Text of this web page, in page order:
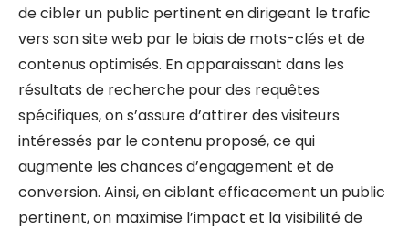
de cibler un public pertinent en dirigeant le trafic
vers son site web par le biais de mots-clés et de
contenus optimisés. En apparaissant dans les
résultats de recherche pour des requêtes
spécifiques, on s’assure d’attirer des visiteurs
intéressés par le contenu proposé, ce qui
augmente les chances d’engagement et de
conversion. Ainsi, en ciblant efficacement un public
pertinent, on maximise l’impact et la visibilité de